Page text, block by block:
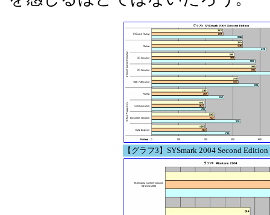
【グラフ3】SYSmark 2004 Second Edition